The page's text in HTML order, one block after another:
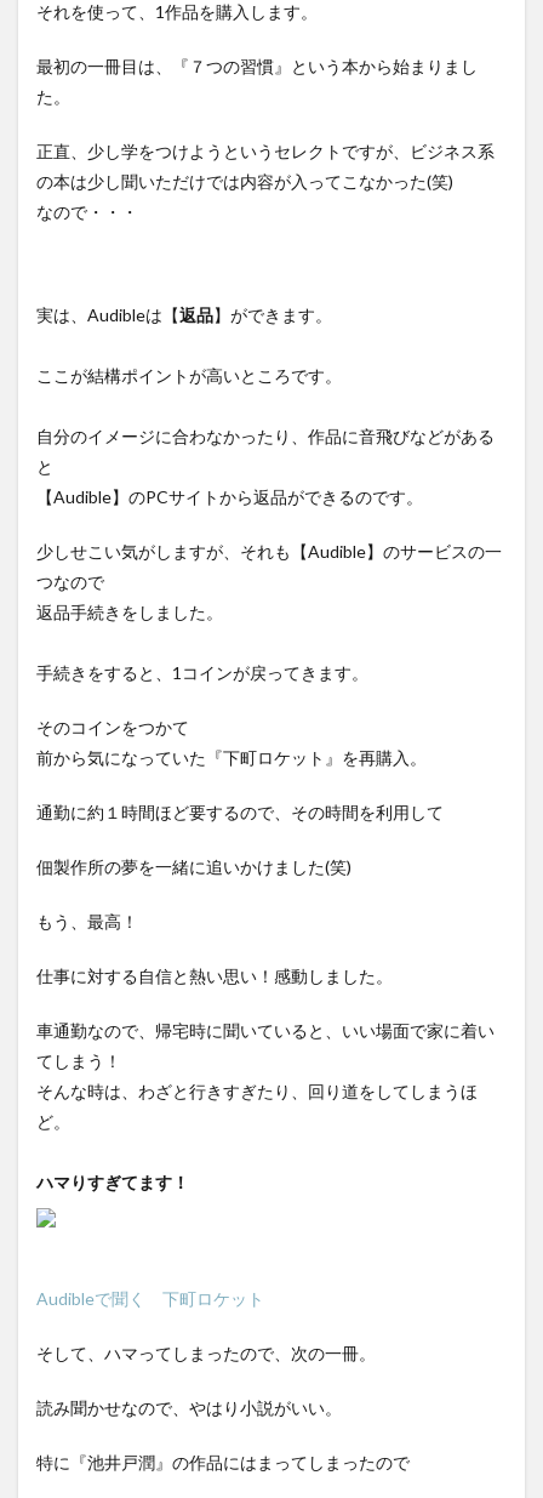
それを使って、1作品を購入します。
最初の一冊目は、『７つの習慣』という本から始まりまし
た。
正直、少し学をつけようというセレクトですが、ビジネス系
の本は少し聞いただけでは内容が入ってこなかった(笑)
なので・・・
実は、Audibleは【返品】ができます。
ここが結構ポイントが高いところです。
自分のイメージに合わなかったり、作品に音飛びなどがある
と
【Audible】のPCサイトから返品ができるのです。
少しせこい気がしますが、それも【Audible】のサービスの一
つなので
返品手続きをしました。
手続きをすると、1コインが戻ってきます。
そのコインをつかて
前から気になっていた『下町ロケット』を再購入。
通勤に約１時間ほど要するので、その時間を利用して
佃製作所の夢を一緒に追いかけました(笑)
もう、最高！
仕事に対する自信と熱い思い！感動しました。
車通勤なので、帰宅時に聞いていると、いい場面で家に着い
てしまう！
そんな時は、わざと行きすぎたり、回り道をしてしまうほ
ど。
ハマりすぎてます！
Audibleで聞く 下町ロケット
そして、ハマってしまったので、次の一冊。
読み聞かせなので、やはり小説がいい。
特に『池井戸潤』の作品にはまってしまったので